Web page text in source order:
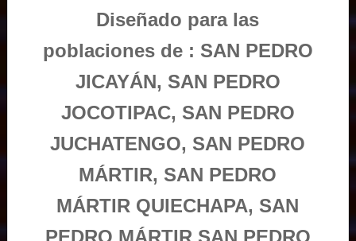
Diseñado para las
poblaciones de : SAN PEDRO
JICAYÁN, SAN PEDRO
JOCOTIPAC, SAN PEDRO
JUCHATENGO, SAN PEDRO
MÁRTIR, SAN PEDRO
MÁRTIR QUIECHAPA, SAN
PEDRO MÁRTIR SAN PEDRO